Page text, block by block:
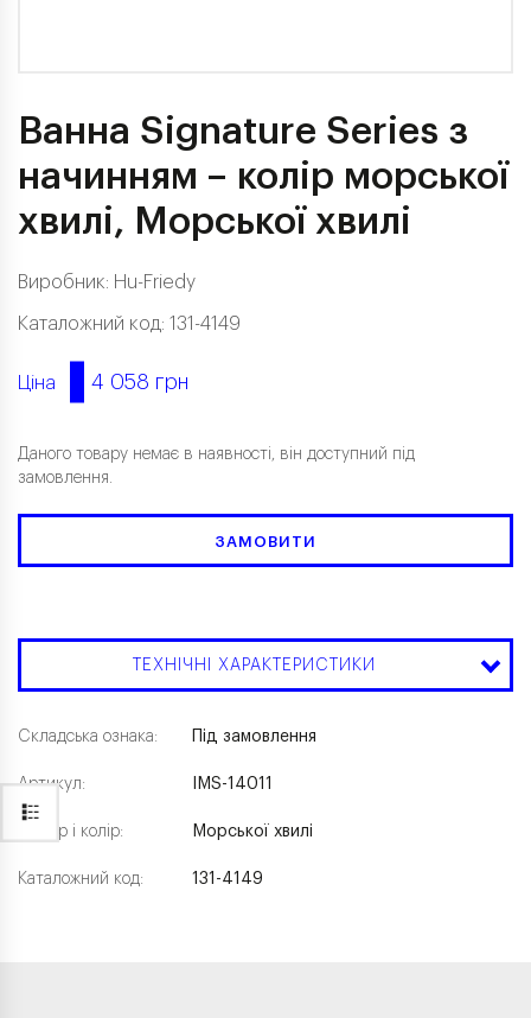
Ванна Signature Series з
начинням – колір морської
хвилі, Морської хвилі
Виробник: Hu-Friedy
Каталожний код: 131-4149
Ціна 4 058 грн
Даного товару немає в наявності, він доступний під
замовлення.
ЗАМОВИТИ
ТЕХНІЧНІ ХАРАКТЕРИСТИКИ
Складська ознака:
Артикул:
Розмір і колір:
Каталожний код:
Під замовлення
IMS-14011
Морської хвилі
131-4149